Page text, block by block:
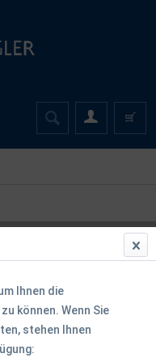
Ihnen die
können. Wenn Sie
stehen Ihnen